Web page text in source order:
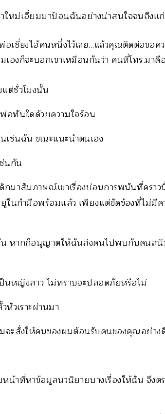
ใหม่เอี่ยมมาป้อนฉันอย่างน่าสนใจจนถึงแ
อเซี่ยงไฮ้คนหนึ่งไว้เลย…แล้วคุณติดต่อขอคว
เองก็จะบอกเขาเหมือนกันว่า คนที่โทร.มาคือ
ต่ชั่วโมงนั้น
อทันใดด้วยความใจร้อน
เช่นฉัน ขณะแนะนำตนเอง
นกัน
กมาสัมภาษณ์เขาเรื่องบ่อนการพนันที่ครา
ในกำมือพร้อมแล้ว เพียงแต่ขัดข้องที่ไม่มีค
น หากก็อนุญาตให้ฉันส่งคนไปพบกับคนสนิ
นหญิงสาว ไม่ทราบจะปลอดภัยหรือไม่
หัวเราะผ่านมา
จะสั่งให้คนของผมต้อนรับคนของคุณอย่าง
หน้าที่หาข้อมูลนวนิยายบางเรื่องให้ฉัน จึง